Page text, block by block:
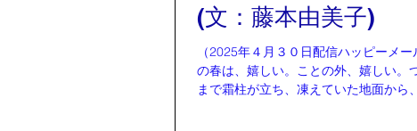
(文：藤本由美子)
（2025年４月３０日配信ハッピーメー
の春は、嬉しい。ことの外、嬉しい。
まで霜柱が立ち、凍えていた地面から